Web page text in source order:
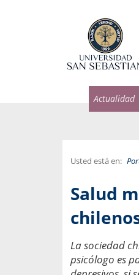
Actualidad
Usted está en:
Salud
La sociedad
psicólogo es
por incapacidad